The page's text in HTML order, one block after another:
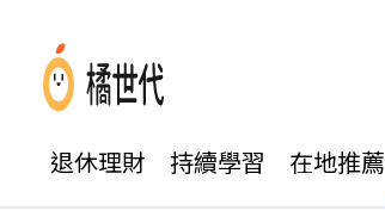
退休理財 持續學習 在地推薦